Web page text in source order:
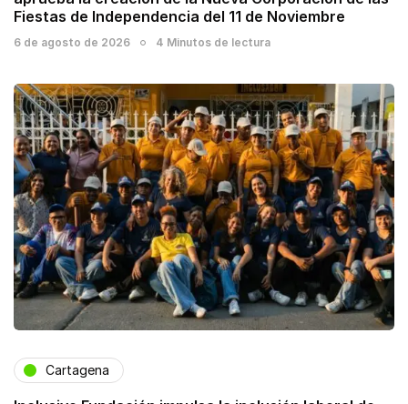
Fiestas de Independencia del 11 de Noviembre
6 de agosto de 2026 4 Minutos de lectura
Cartagena